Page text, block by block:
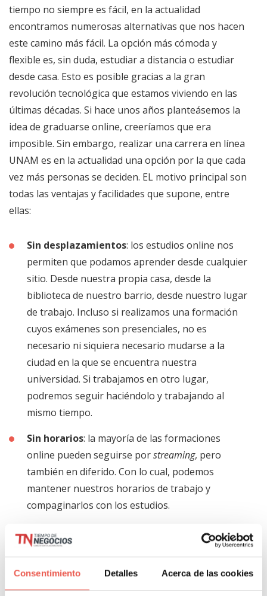
Consentimiento Detalles Acerca de las cookies
tiempo no siempre es fácil, en la actualidad
encontramos numerosas alternativas que nos hacen
este camino más fácil. La opción más cómoda y
flexible es, sin duda, estudiar a distancia o estudiar
desde casa. Esto es posible gracias a la gran
revolución tecnológica que estamos viviendo en las
últimas décadas. Si hace unos años planteásemos la
idea de graduarse online, creeríamos que era
imposible. Sin embargo, realizar una carrera en línea
UNAM es en la actualidad una opción por la que cada
vez más personas se deciden. EL motivo principal son
todas las ventajas y facilidades que supone, entre
ellas:
Sin desplazamientos: los estudios online nos
permiten que podamos aprender desde cualquier
sitio. Desde nuestra propia casa, desde la
biblioteca de nuestro barrio, desde nuestro lugar
de trabajo. Incluso si realizamos una formación
cuyos exámenes son presenciales, no es
necesario ni siquiera necesario mudarse a la
ciudad en la que se encuentra nuestra
universidad. Si trabajamos en otro lugar,
podremos seguir haciéndolo y trabajando al
mismo tiempo.
Sin horarios: la mayoría de las formaciones
online pueden seguirse porstreaming, pero
también en diferido. Con lo cual, podemos
mantener nuestros horarios de trabajo y
compaginarlos con los estudios.
Estudios de aplicación directa
: si tenemos
nuestro propio negocio o estamos estudiando
podremos aplicar simultáneamente los